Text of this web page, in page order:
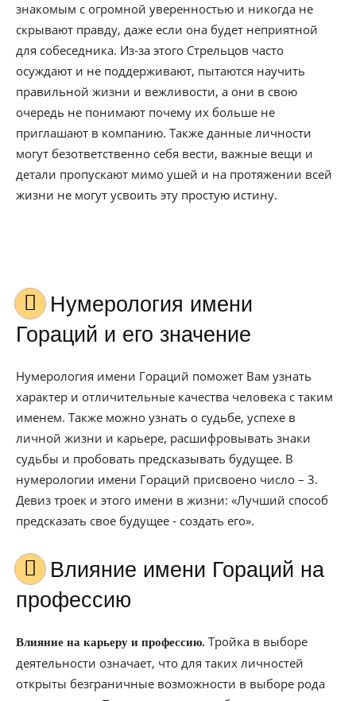
знакомым с огромной уверенностью и никогда не
скрывают правду, даже если она будет неприятной
для собеседника. Из-за этого Стрельцов часто
осуждают и не поддерживают, пытаются научить
правильной жизни и вежливости, а они в свою
очередь не понимают почему их больше не
приглашают в компанию. Также данные личности
могут безответственно себя вести, важные вещи и
детали пропускают мимо ушей и на протяжении всей
жизни не могут усвоить эту простую истину.
Нумерология имени
Гораций и его значение
Нумерология имени Гораций поможет Вам узнать
характер и отличительные качества человека с таким
именем. Также можно узнать о судьбе, успехе в
личной жизни и карьере, расшифровывать знаки
судьбы и пробовать предсказывать будущее. В
нумерологии имени Гораций присвоено число – 3.
Девиз троек и этого имени в жизни: «Лучший способ
предсказать свое будущее - создать его».
Влияние имени Гораций на
профессию
Влияние на карьеру и профессию. Тройка в выборе
деятельности означает, что для таких личностей
открыты безграничные возможности в выборе рода